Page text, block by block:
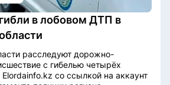
в лобовом ДТП в
расследуют дорожно-
с гибелью четырёх
со ссылкой на аккаунт